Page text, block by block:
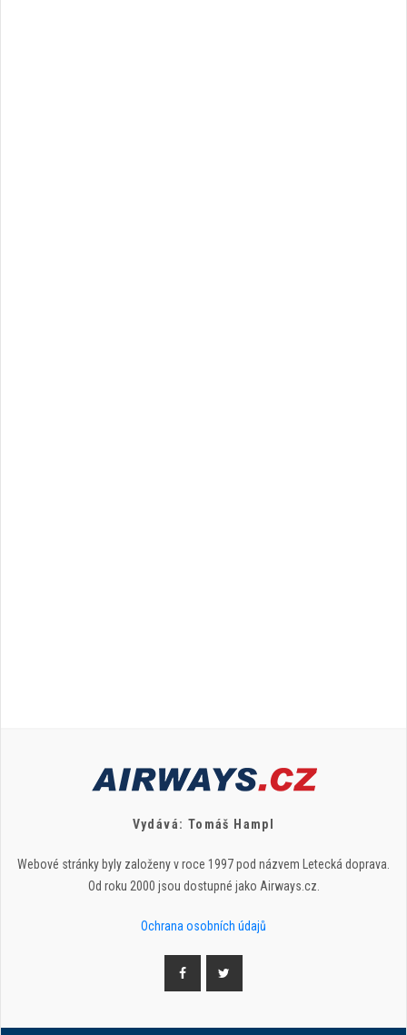
Vydává: Tomáš Hampl
Webové stránky byly založeny v roce 1997 pod názvem Letecká doprava.
Od roku 2000 jsou dostupné jako Airways.cz.
Ochrana osobních údajů